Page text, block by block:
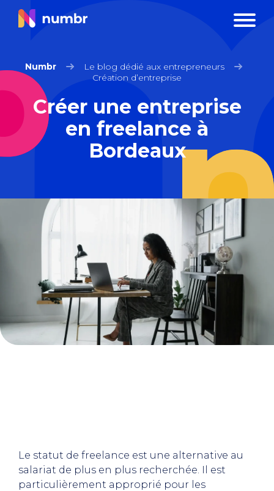
Numbr
Le blog dédié aux entrepreneurs
Création d’entreprise
Créer une entreprise
en freelance à
Bordeaux
Le statut de freelance est une alternative au
salariat de plus en plus recherchée. Il est
particulièrement approprié pour les